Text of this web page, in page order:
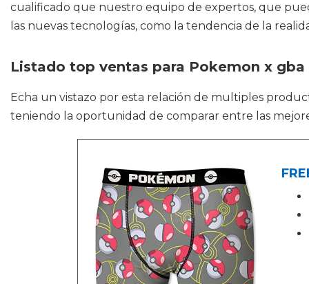
cualificado que nuestro equipo de expertos, que
las nuevas tecnologías, como la tendencia de la
Listado top ventas para Pokemon x gba
Echa un vistazo por esta relación de multiples
teniendo la oportunidad de comparar entre las